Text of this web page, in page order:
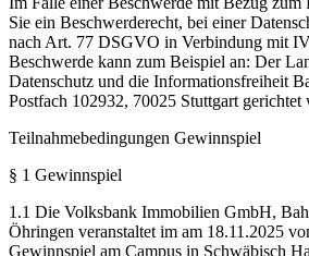
Sie ein Beschwerderecht, bei einer
nach Art. 77 DSGVO in Verbindung mit
Beschwerde kann zum Beispiel an: Der
Datenschutz und die Informationsfreiheit
Postfach 102932, 70025 Stuttgart gerichtet
Teilnahmebedingungen Gewinnspiel
§ 1 Gewinnspiel
1.1 Die Volksbank Immobilien GmbH,
Öhringen veranstaltet im am 18.11.2025
Gewinnspiel am Campus in Schwäbisch